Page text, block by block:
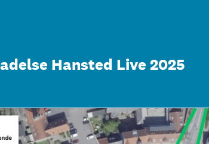
Hansted Live 2025